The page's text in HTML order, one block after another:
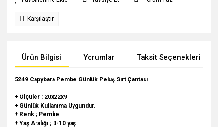
Karşılaştır
Ürün Bilgisi Yorumlar Taksit Seçenekleri
5249 Capybara Pembe Günlük Peluş Sırt Çantası
+ Ölçüler : 20x22x9
+ Günlük Kullanıma Uygundur.
+ Renk ; Pembe
+ Yaş Aralığı ; 3-10 yaş